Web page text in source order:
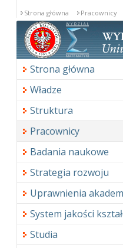
Strona główna Pracownicy
Strona główna
Władze
Struktura
Pracownicy
Badania naukowe
Strategia rozwoju
Uprawnienia
System jakości
Studia